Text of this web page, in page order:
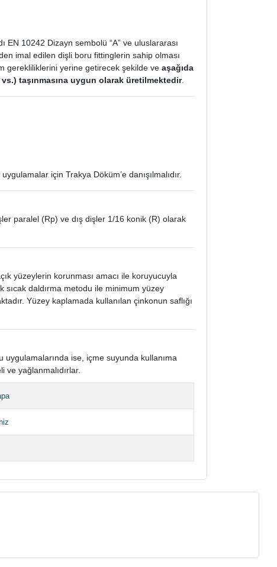
10242 Dizayn sembolü “A” ve uluslararası
imal edilen dişli boru fittinglerin sahip olması
gerekliliklerini yerine getirecek şekilde veaşağıda
taşınmasına uygun olarak üretilmektedir.
için Trakya Döküm’e danışılmalıdır.
paralel (Rp) ve dış dişler 1/16 konik (R) olarak
yüzeylerin korunması amacı ile koruyucuyla
sıcak daldırma metodu ile minimum yüzey
Yüzey kaplamada kullanılan çinkonun saflığı
uygulamalarında ise, içme suyunda kullanıma
ve yağlanmalıdırlar.